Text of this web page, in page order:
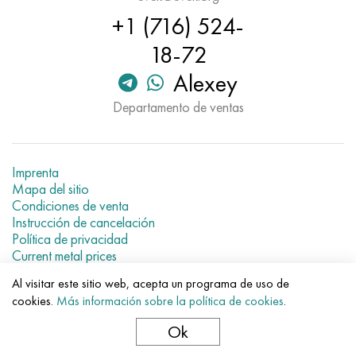
+1 (716) 524-
18-72
Alexey
Departamento de ventas
Imprenta
Mapa del sitio
Condiciones de venta
Instrucción de cancelación
Política de privacidad
Current metal prices
© 2007–2026 «Evek GmbH»
El uso de los materiales de la web sin enlaces directos para el
Al visitar este sitio web, acepta un programa de uso de
cookies. Más información sobre la política de cookies.
Ok
udimet 500
udimet 720
45HN2MFA, k2425, 45hnmf